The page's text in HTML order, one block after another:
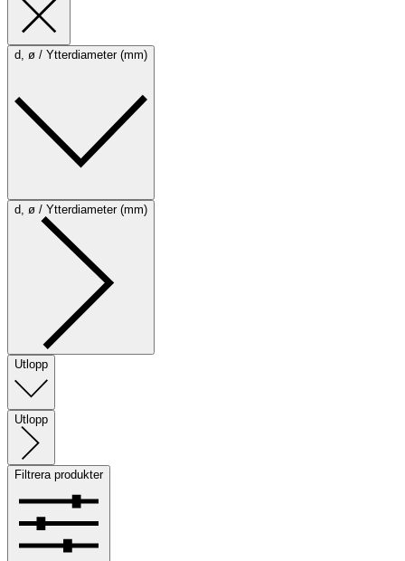
d, ø / Ytterdiameter (mm)
d, ø / Ytterdiameter (mm)
Utlopp
Utlopp
Filtrera produkter